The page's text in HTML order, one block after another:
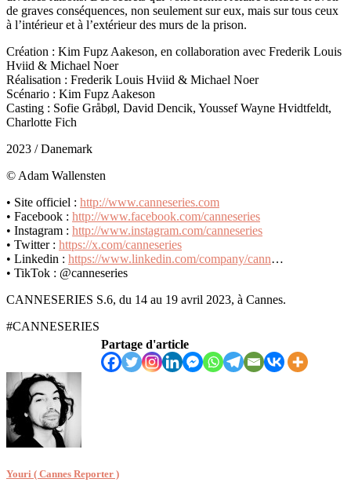
de graves conséquences, non seulement sur eux, mais sur tous ceux
à l’intérieur et à l’extérieur des murs de la prison.
Création : Kim Fupz Aakeson, en collaboration avec Frederik Louis
Hviid & Michael Noer
Réalisation : Frederik Louis Hviid & Michael Noer
Scénario : Kim Fupz Aakeson
Casting : Sofie Gråbøl, David Dencik, Youssef Wayne Hvidtfeldt,
Charlotte Fich
2023 / Danemark
© Adam Wallensten
• Site officiel : http://www.canneseries.com
• Facebook : http://www.facebook.com/canneseries
• Instagram : http://www.instagram.com/canneseries
• Twitter : https://x.com/canneseries
• Linkedin : https://www.linkedin.com/company/cann…
• TikTok : @canneseries
CANNESERIES S.6, du 14 au 19 avril 2023, à Cannes.
#CANNESERIES
Partage d'article
Youri ( Cannes Reporter )